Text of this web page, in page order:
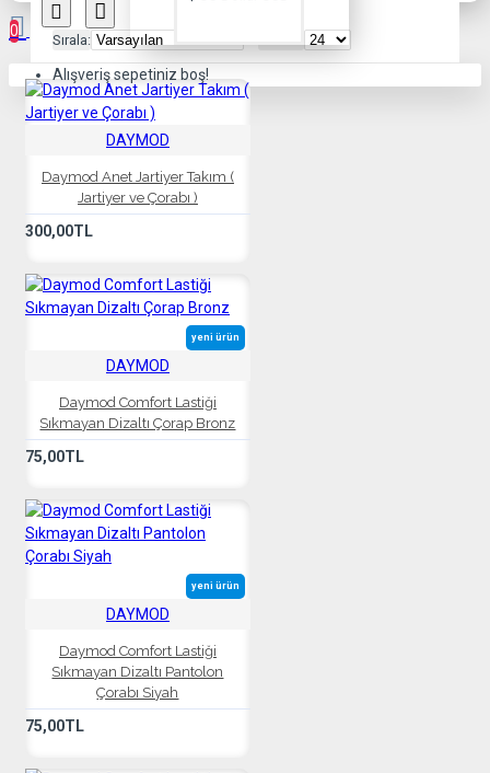
0
Alışveriş sepetiniz boş!
Sırala:
DAYMOD
Daymod Anet Jartiyer Takım (
Jartiyer ve Çorabı )
300,00TL
yeni ürün
DAYMOD
Daymod Comfort Lastiği
Sıkmayan Dizaltı Çorap Bronz
75,00TL
yeni ürün
DAYMOD
Daymod Comfort Lastiği
Sıkmayan Dizaltı Pantolon
Çorabı Siyah
75,00TL